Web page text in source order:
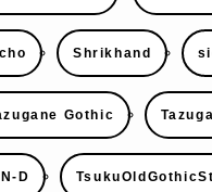
Shrikhand
Gothic
D